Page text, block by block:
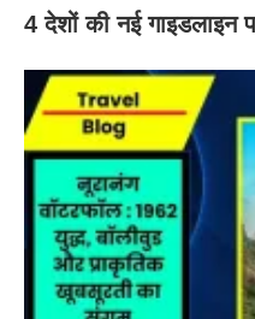
4 देशों की नई